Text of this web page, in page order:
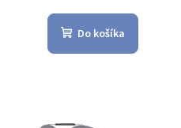
Do košíka